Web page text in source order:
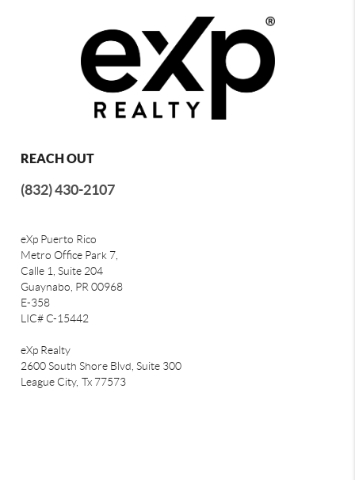
REACH OUT
(832) 430-2107
eXp Puerto Rico
Metro Office Park 7,
Calle 1, Suite 204
Guaynabo, PR 00968
E-358
LIC# C-15442
eXp Realty
2600 South Shore Blvd, Suite 300
League City, Tx 77573